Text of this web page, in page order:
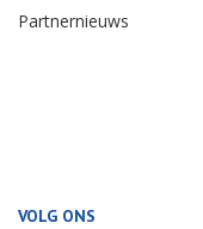
Partnernieuws
VOLG ONS